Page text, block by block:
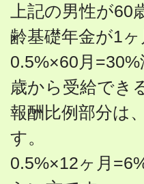
上記の男性が
齢基礎年金が1
0.5%×60月
歳から受給でき
報酬比例部分は
す。
0.5%×12ヶ月